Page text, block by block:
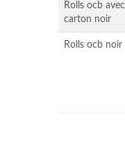
Rolls ocb avec
carton noir
Rolls ocb noir